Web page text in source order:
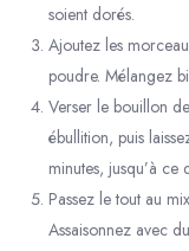
soient dorés.
Ajoutez les
poudre. Mélangez
Verser le bouillon
ébullition, puis
minutes, jusqu’à ce
Passez le tout au
Assaisonnez avec